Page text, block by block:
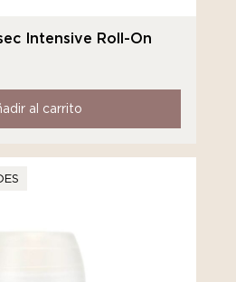
Intensive Roll-On
al carrito